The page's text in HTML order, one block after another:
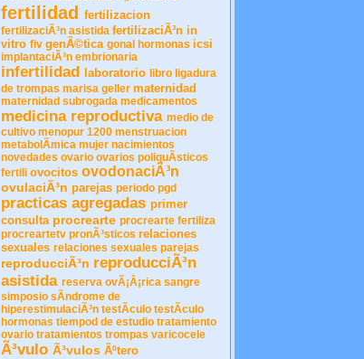
fertilidad fertilizacion
fertilizaciÃ³n asistida fertilizaciÃ³n in
vitro fiv genÃ©tica gonal hormonas icsi
implantaciÃ³n embrionaria
infertilidad laboratorio libro ligadura
de trompas marisa geller maternidad
maternidad subrogada medicamentos
medicina reproductiva medio de
cultivo menopur 1200 menstruacion
metabolÃ­mica mujer nacimientos
novedades ovario ovarios poliquÃ­sticos
fertili ovocitos ovodonaciÃ³n
ovulaciÃ³n parejas periodo pgd
practicas agregadas primer
consulta procrearte procrearte fertiliza
procreartetv pronÃ³sticos relaciones
sexuales relaciones sexuales parejas
reproducciÃ³n reproducciÃ³n
asistida reserva ovÃ¡Â¡rica sangre
simposio sÃ­ndrome de
hiperestimulaciÃ³n testÃ­culo testÃ­culo
hormonas tiempod de estudio tratamiento
ovario tratamientos trompas varicocele
Ã³vulo Ã³vulos Ãºtero